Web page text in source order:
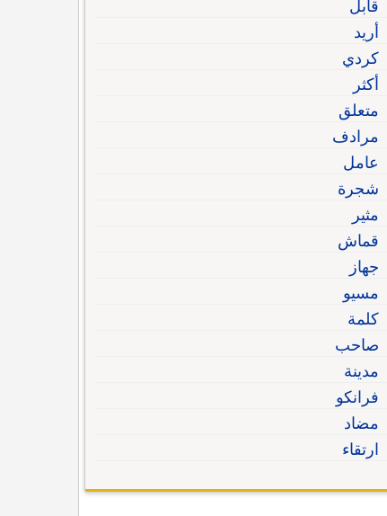
قابل
أريد
كردي
أكثر
متعلق
مرادف
عامل
شجرة
مثير
قماش
جهاز
مسيو
كلمة
صاحب
مدينة
فرانكو
مضاد
ارتقاء